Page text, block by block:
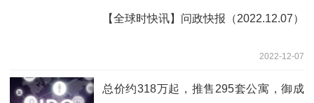
【全球时快讯】问政快报（2022.12.07）
2022-12-07
总价约318万起，推售295套公寓，御成